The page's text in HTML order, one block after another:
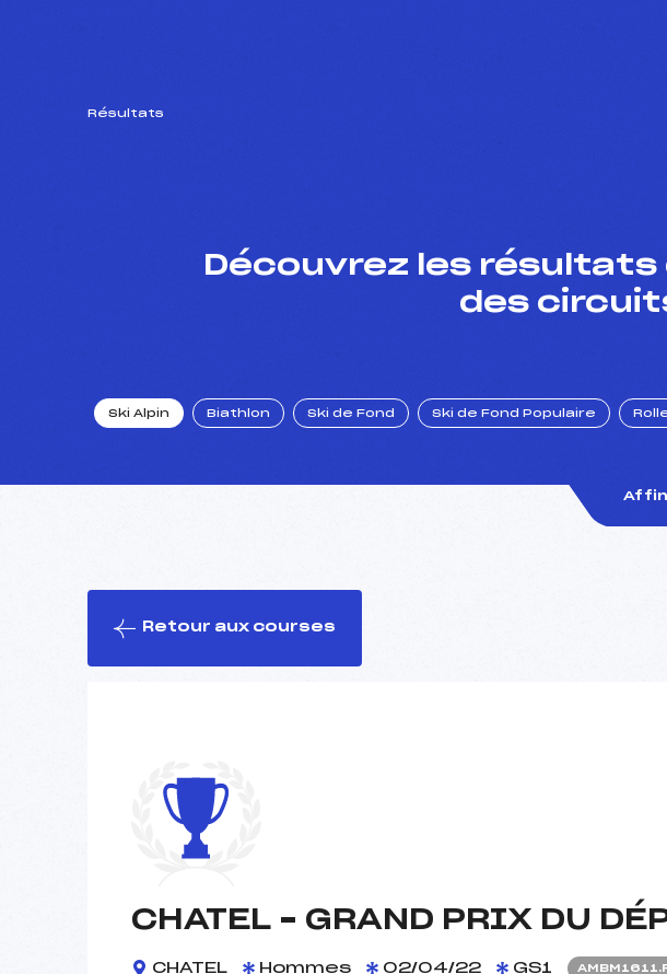
Résultats
Découvrez les
des
Ski Alpin Biathlon Ski de Fond Ski de Fond Populaire
Retour aux courses
CHATEL – GRAND PRIX DU
CHATEL Hommes 02/04/22 GS1